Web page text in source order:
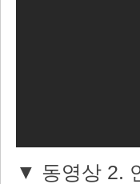
▼ 동영상 2.